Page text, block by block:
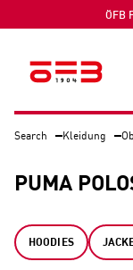
ÖFB
Search Kleidung
PUMA
HOODIES